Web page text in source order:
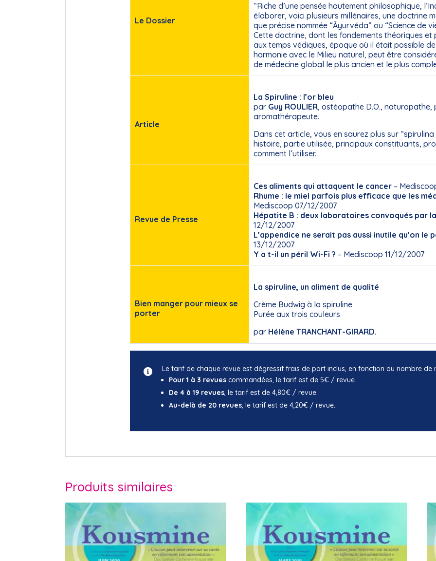
Le Dossier
“Riche d’une pensée hautement philosophique,
élaborer, voici plusieurs millénaires, une doctrine
que précise nommée “Âyurvéda” ou “Science de
Cette doctrine, dont les fondements théoriques
aux temps védiques, époque où il était possible
harmonie avec le Milieu naturel, peut être
de médecine global le plus ancien et le plus
Article
La Spiruline : l’or bleu
par Guy ROULIER, ostéopathe D.O., naturopathe,
aromathérapeute.
Dans cet article, vous en saurez plus sur
histoire, partie utilisée, principaux constituants,
comment l’utiliser.
Revue de Presse
Ces aliments qui attaquent le cancer –
Rhume : le miel parfois plus efficace que les
Mediscoop 07/12/2007
Hépatite B : deux laboratoires convoqués par
12/12/2007
L’appendice ne serait pas aussi inutile qu’on le
13/12/2007
Y a t-il un péril Wi-Fi ? – Mediscoop 11/12/2007
Bien manger pour mieux se
porter
La spiruline, un aliment de qualité
Crème Budwig à la spiruline
Purée aux trois couleurs
par Hélène TRANCHANT-GIRARD.
Le tarif de chaque revue est dégressif frais de port inclus, en fonction du nombre de
Pour 1 à 3 revuescommandées, le tarif est de 5€ / revue.
De 4 à 19 revues, le tarif est de 4,80€ / revue.
Au-delà de 20 revues, le tarif est de 4,20€ / revue.
Produits similaires